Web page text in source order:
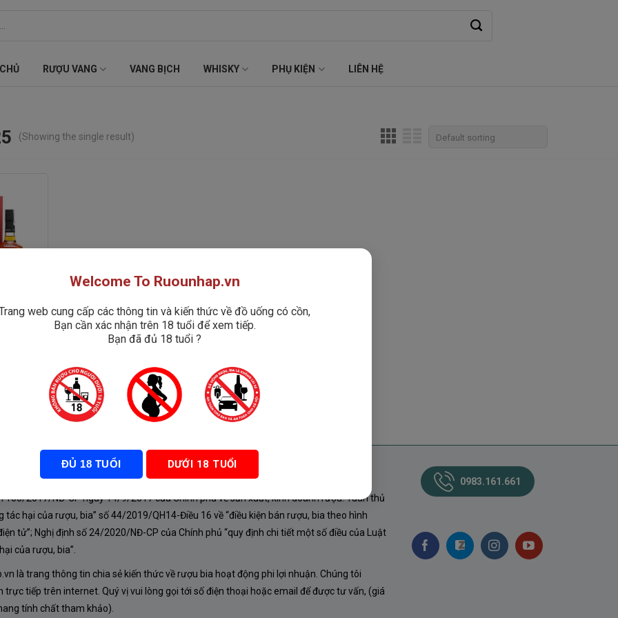
RƯỢU VANG VANG BỊCH WHISKY PHỤ KIỆN LIÊN HỆ
(Showing the single result)
Quà
SÁCH
105/2017/NĐ-CP ngày 14/9/2017 của Chính phủ về sản xuất, kinh doanh rượu. Tuân thủ
tác hại của rượu, bia” số 44/2019/QH14-Điều 16 về “điều kiện bán rượu, bia theo hình
tử”; Nghị định số 24/2020/NĐ-CP của Chính phủ “quy định chi tiết một số điều của Luật
của rượu, bia”.
là trang thông tin chia sẻ kiến thức về rượu bia hoạt động phi lợi nhuận. Chúng tôi
trực tiếp trên internet. Quý vị vui lòng gọi tới số điện thoại hoặc email để được tư vấn, (giá
tính chất tham khảo).
0983.161.661
Welcome To Ruounhap.vn
web cung cấp các thông tin và kiến thức về đồ uống có cồn,
Bạn cần xác nhận trên 18 tuổi để xem tiếp.
Bạn đã đủ 18 tuổi ?
ĐỦ 18 TUỔI DƯỚI 18 TUỔI